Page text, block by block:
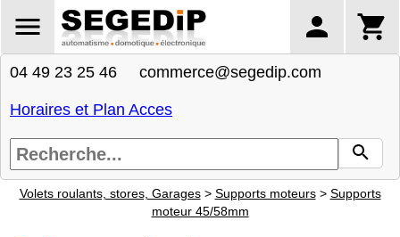
04 49 23 25 46 commerce@segedip.com
Horaires et Plan Acces
Volets roulants, stores, Garages> Supports moteurs> Supports
moteur 45/58mm